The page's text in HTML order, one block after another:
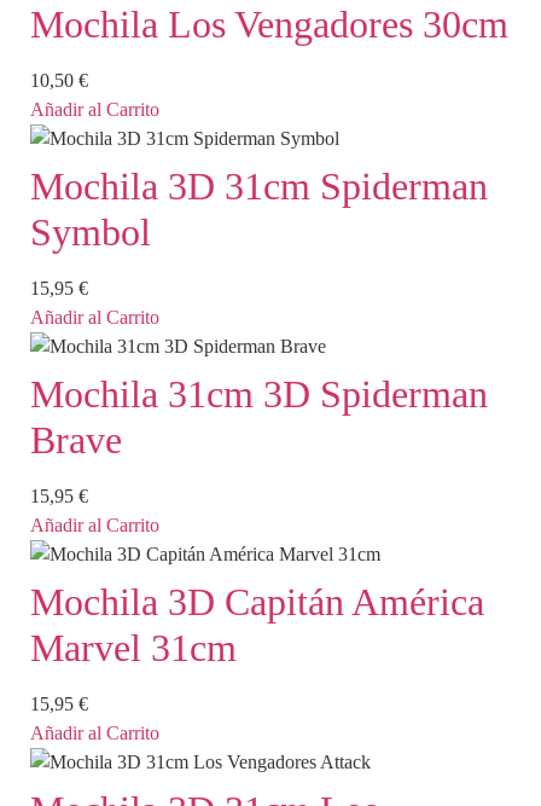
Mochila Los Vengadores 30cm
10,50 €
Añadir al Carrito
Mochila 3D 31cm Spiderman
Symbol
15,95 €
Añadir al Carrito
Mochila 31cm 3D Spiderman
Brave
15,95 €
Añadir al Carrito
Mochila 3D Capitán América
Marvel 31cm
15,95 €
Añadir al Carrito